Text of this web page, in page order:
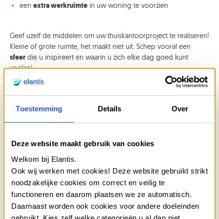
Toestemming Details Over
Deze website maakt gebruik van cookies
Welkom bij Elantis.
Ook wij werken met cookies! Deze website gebruikt strikt
noodzakelijke cookies om correct en veilig te
functioneren en daarom plaatsen we ze automatisch.
Daarnaast worden ook cookies voor andere doeleinden
een extra werkruimtein uw woning te voorzien
Geef uzelf de middelen om uw thuiskantoorproject te realiseren!
Kleine of grote ruimte, het maakt niet uit. Schep vooral een
sfeer die u inspireert en waarin u zich elke dag goed kunt
voelen!
Een bureaulening is eigenlijk eenpersoonlijke lening
Bij Elantis vragen we altijd om het doel van de lening
mee te delen en op zijn minst uw identiteitskaart en
een bewijs van inkomen voor te leggen om een
voordelige persoonlijke lening te verkrijgen.
Aanvullende bewijsstukken kunnen ook worden